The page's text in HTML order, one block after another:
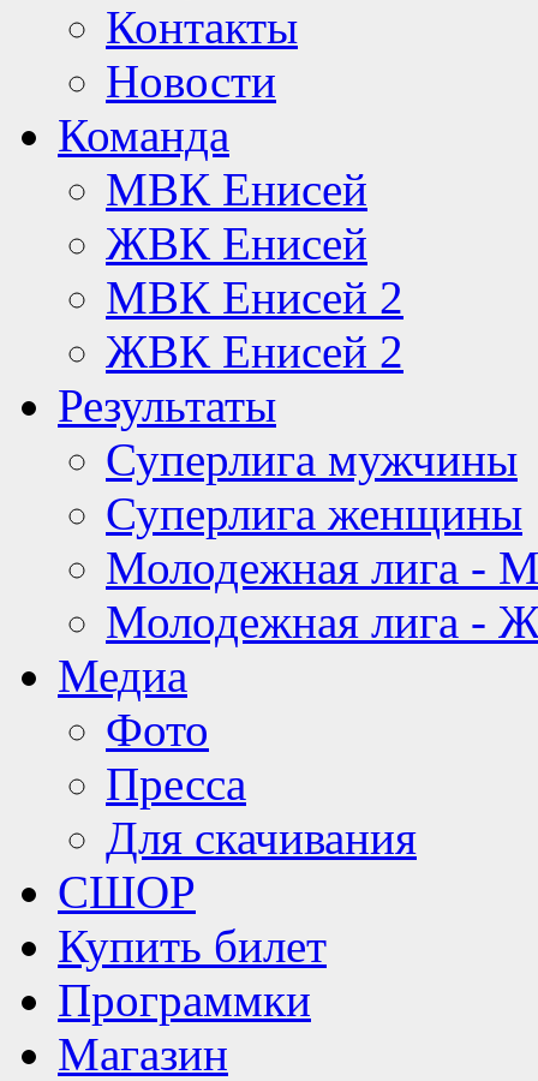
Контакты
Новости
Команда
МВК Енисей
ЖВК Енисей
МВК Енисей 2
ЖВК Енисей 2
Результаты
Суперлига мужчины
Суперлига женщины
Молодежная лига -
Молодежная лига -
Медиа
Фото
Пресса
Для скачивания
СШОР
Купить билет
Программки
Магазин